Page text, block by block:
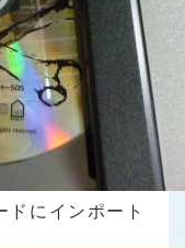
にインポート